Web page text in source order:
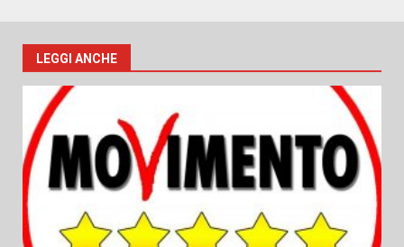
LEGGI ANCHE